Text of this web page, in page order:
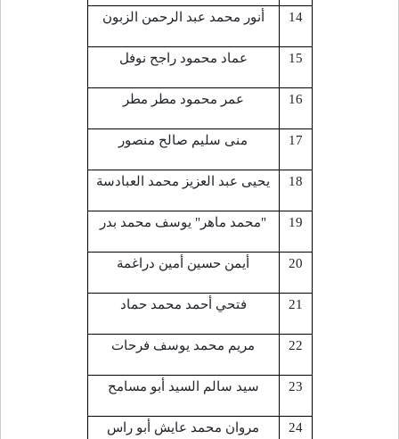
14 أنور محمد عبد الرحمن الزبون
15 عماد محمود راجح نوفل
16 عمر محمود مطر مطر
17 منى سليم صالح منصور
18 يحيى عبد العزيز محمد العبادسة
19 "محمد ماهر" يوسف محمد بدر
20 أيمن حسين أمين دراغمة
21 فتحي أحمد محمد حماد
22 مريم محمد يوسف فرحات
23 سيد سالم السيد أبو مسامح
24 مروان محمد عايش أبو راس